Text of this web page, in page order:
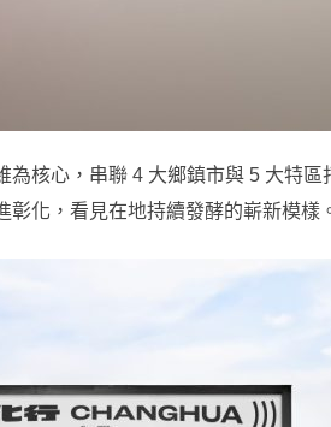
為核心，串聯 4 大鄉鎮市與 5 大特區
化，看見在地持續發酵的嶄新模樣